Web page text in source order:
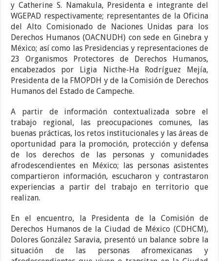
y Catherine S. Namakula, Presidenta e integrante del
WGEPAD respectivamente; representantes de la Oficina
del Alto Comisionado de Naciones Unidas para los
Derechos Humanos (OACNUDH) con sede en Ginebra y
México; así como las Presidencias y representaciones de
23 Organismos Protectores de Derechos Humanos,
encabezados por Ligia Nicthe-Ha Rodríguez Mejía,
Presidenta de la FMOPDH y de la Comisión de Derechos
Humanos del Estado de Campeche.
A partir de información contextualizada sobre el
trabajo regional, las preocupaciones comunes, las
buenas prácticas, los retos institucionales y las áreas de
oportunidad para la promoción, protección y defensa
de los derechos de las personas y comunidades
afrodescendientes en México; las personas asistentes
compartieron información, escucharon y contrastaron
experiencias a partir del trabajo en territorio que
realizan.
En el encuentro, la Presidenta de la Comisión de
Derechos Humanos de la Ciudad de México (CDHCM),
Dolores González Saravia, presentó un balance sobre la
situación de las personas afromexicanas y